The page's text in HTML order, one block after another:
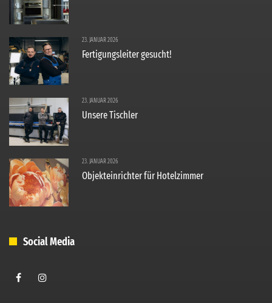
23. JANUAR 2026
Fertigungsleiter gesucht!
23. JANUAR 2026
Unsere Tischler
23. JANUAR 2026
Objekteinrichter für Hotelzimmer
Social Media